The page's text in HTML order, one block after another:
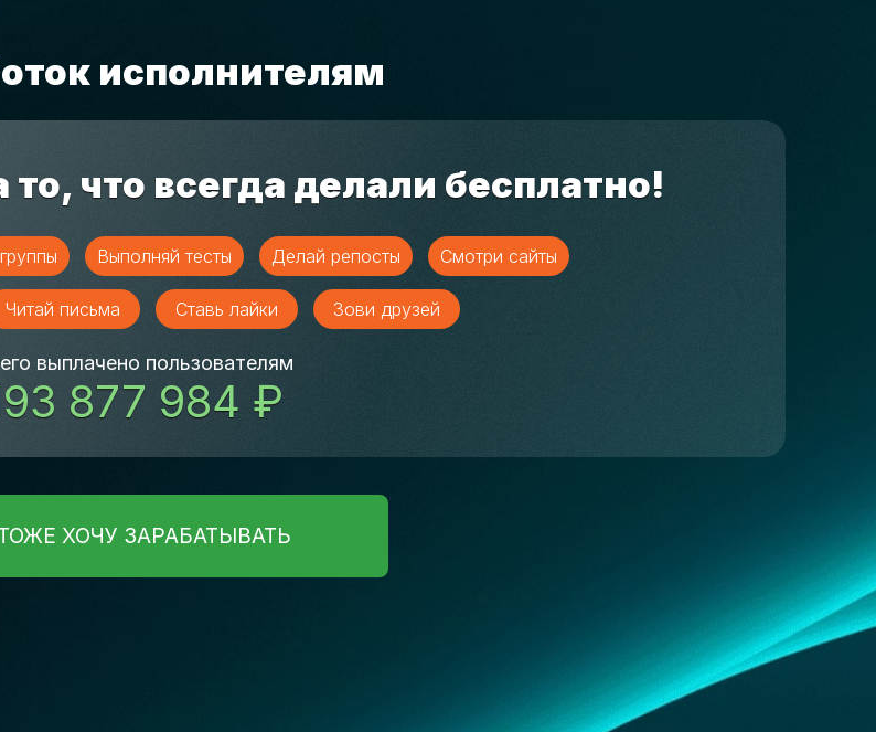
исполнителям
то, что всегда делали бесплатно!
Выполняй тесты Делай репосты Смотри сайты
Читай письма Ставь лайки Зови друзей
выплачено пользователям
877 984 ₽
ХОЧУ ЗАРАБАТЫВАТЬ